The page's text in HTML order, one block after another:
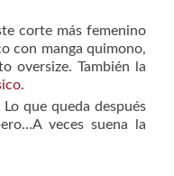
corte más femenino
con manga quimono,
oversize. También la
que queda después
veces suena la